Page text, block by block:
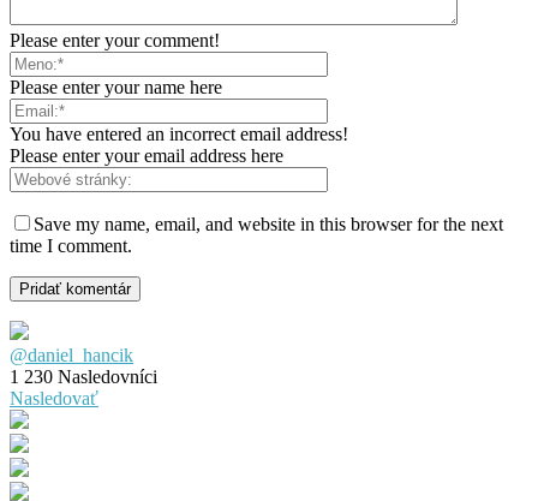
Please enter your comment!
Please enter your name here
You have entered an incorrect email address!
Please enter your email address here
Save my name, email, and website in this browser for the next
time I comment.
@daniel_hancik
1 230 Nasledovníci
Nasledovať